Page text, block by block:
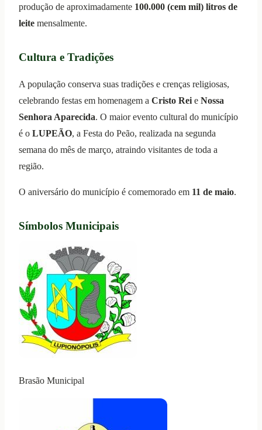
produção de aproximadamente 100.000 (cem mil) litros de
leite mensalmente.
Cultura e Tradições
A população conserva suas tradições e crenças religiosas,
celebrando festas em homenagem a Cristo Rei e Nossa
Senhora Aparecida. O maior evento cultural do município
é o LUPEÃO, a Festa do Peão, realizada na segunda
semana do mês de março, atraindo visitantes de toda a
região.
O aniversário do município é comemorado em 11 de maio.
Símbolos Municipais
Brasão Municipal